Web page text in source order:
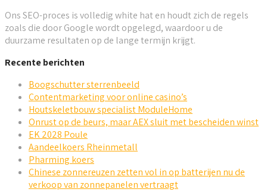
Ons SEO-proces is volledig white hat en houdt zich de regels
zoals die door Google wordt opgelegd, waardoor u de
duurzame resultaten op de lange termijn krijgt.
Recente berichten
Boogschutter sterrenbeeld
Contentmarketing voor online casino’s
Houtskeletbouw specialist ModuleHome
Onrust op de beurs, maar AEX sluit met bescheiden winst
EK 2028 Poule
Aandeelkoers Rheinmetall
Pharming koers
Chinese zonnereuzen zetten vol in op batterijen nu de
verkoop van zonnepanelen vertraagt